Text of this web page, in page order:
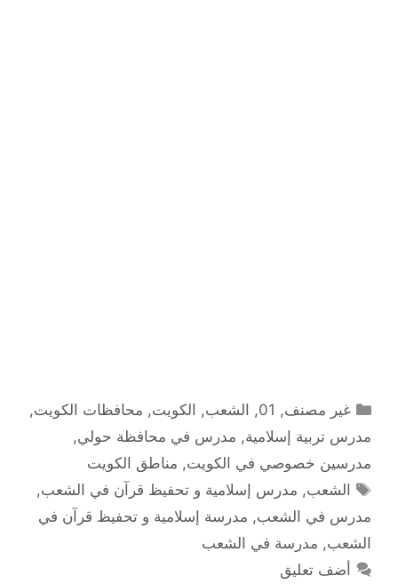
التصنيفات
غير مصنف,
01
, الشعب, الكويت, محافظات الكويت,
مدرس تربية إسلامية, مدرس في محافظة حولي,
مدرسين خصوصي في الكويت, مناطق الكويت
الوسوم
الشعب, مدرس إسلامية و تحفيظ قرآن في الشعب,
مدرس في الشعب, مدرسة إسلامية و تحفيظ قرآن في
الشعب, مدرسة في الشعب
أضف تعليق